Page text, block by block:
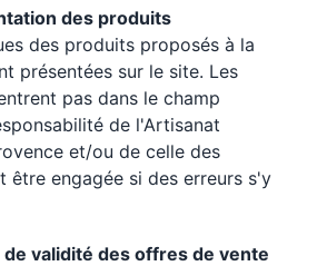
des produits
des produits proposés à la
présentées sur le site. Les
pas dans le champ
de l'Artisanat
et/ou de celle des
être engagée si des erreurs s'y
validité des offres de vente